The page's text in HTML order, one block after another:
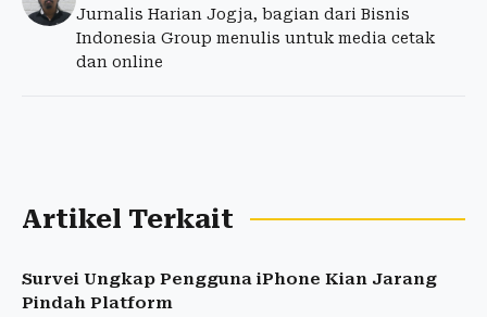
Jurnalis Harian Jogja, bagian dari Bisnis
Indonesia Group menulis untuk media cetak
dan online
Artikel Terkait
Survei Ungkap Pengguna iPhone Kian Jarang
Pindah Platform